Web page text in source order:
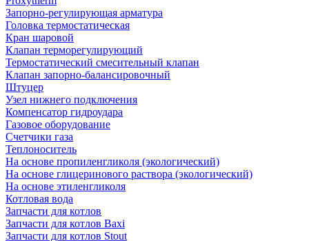
Запорно-регулирующая арматура
Головка термостатическая
Кран шаровой
Клапан терморегулирующий
Термостатический смесительный клапан
Клапан запорно-балансировочный
Штуцер
Узел нижнего подключения
Компенсатор гидроудара
Газовое оборудование
Счетчики газа
Теплоноситель
На основе пропиленгликоля (экологический)
На основе глицеринового раствора (экологический)
На основе этиленгликоля
Котловая вода
Запчасти для котлов
Запчасти для котлов Baxi
Запчасти для котлов Stout